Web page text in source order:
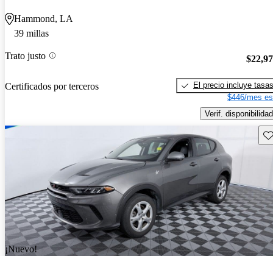
Hammond, LA
39 millas
Trato justo
Certificados por terceros
El precio incluye tasas
$446/mes
Verif. disponibilidad
¡Nuevo!